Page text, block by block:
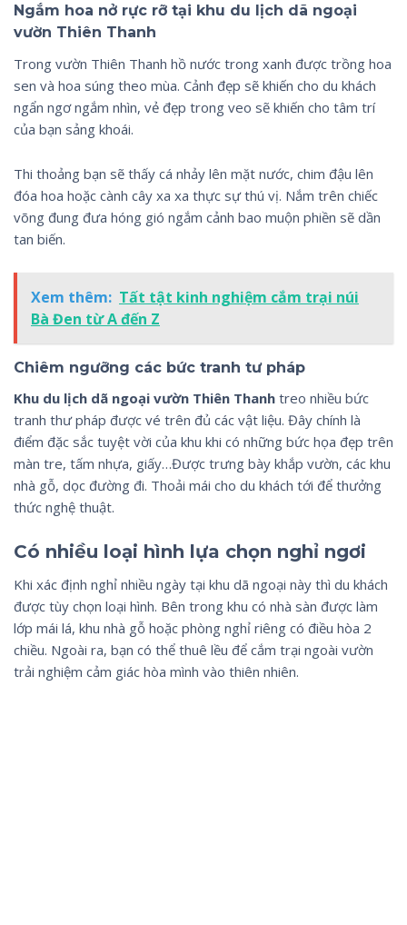
Ngắm hoa nở rực rỡ tại khu du lịch dã ngoại
vườn Thiên Thanh
Trong vườn Thiên Thanh hồ nước trong xanh được trồng hoa
sen và hoa súng theo mùa. Cảnh đẹp sẽ khiến cho du khách
ngẩn ngơ ngắm nhìn, vẻ đẹp trong veo sẽ khiến cho tâm trí
của bạn sảng khoái.
Thi thoảng bạn sẽ thấy cá nhảy lên mặt nước, chim đậu lên
đóa hoa hoặc cành cây xa xa thực sự thú vị. Nắm trên chiếc
võng đung đưa hóng gió ngắm cảnh bao muộn phiền sẽ dần
tan biến.
Xem thêm: Tất tật kinh nghiệm cắm trại núi
Bà Đen từ A đến Z
Chiêm ngưỡng các bức tranh tư pháp
Khu du lịch dã ngoại vườn Thiên Thanh treo nhiều bức
tranh thư pháp được vé trên đủ các vật liệu. Đây chính là
điểm đặc sắc tuyệt vời của khu khi có những bức họa đẹp trên
màn tre, tấm nhựa, giấy…Được trưng bày khắp vườn, các khu
nhà gỗ, dọc đường đi. Thoải mái cho du khách tới để thưởng
thức nghệ thuật.
Có nhiều loại hình lựa chọn nghỉ ngơi
Khi xác định nghỉ nhiều ngày tại khu dã ngoại này thì du khách
được tùy chọn loại hình. Bên trong khu có nhà sàn được làm
lớp mái lá, khu nhà gỗ hoặc phòng nghỉ riêng có điều hòa 2
chiều. Ngoài ra, bạn có thể thuê lều để cắm trại ngoài vườn
trải nghiệm cảm giác hòa mình vào thiên nhiên.